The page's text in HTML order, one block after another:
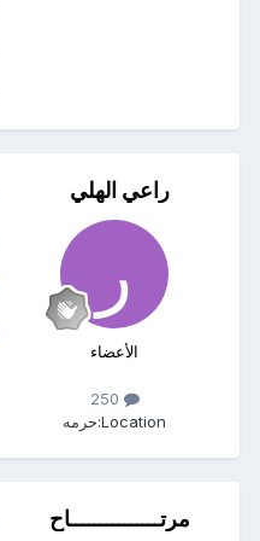
راعي الهلي
الأعضاء
Location: حرمه
مرتـــــــــــــــاح